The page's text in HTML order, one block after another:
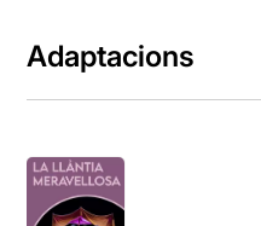
Adaptacions